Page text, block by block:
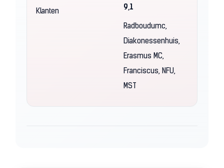
Klanten 9,1
Radboudumc,
Diakonessenhuis,
Erasmus MC,
Franciscus, NFU,
MST